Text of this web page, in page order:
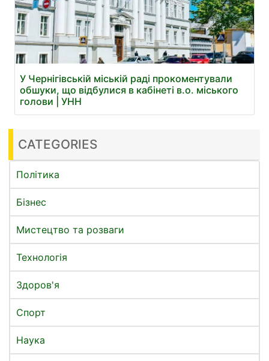
У Чернігівській міській раді прокоментували
обшуки, що відбулися в кабінеті в.о. міського
голови | УНН
CATEGORIES
Політика
Бізнес
Мистецтво та розваги
Технологія
Здоров'я
Спорт
Наука